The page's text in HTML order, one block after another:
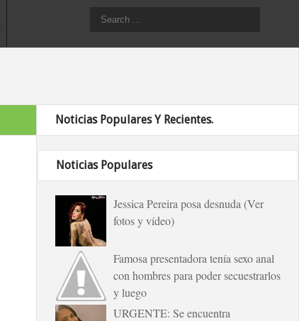
Noticias Populares Y Recientes.
Noticias Populares
Jessica Pereira posa desnuda (Ver
fotos y vídeo)
Famosa presentadora tenía sexo anal
con hombres para poder secuestrarlos
y luego
URGENTE: Se encuentra